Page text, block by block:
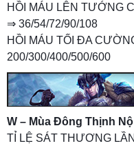
HỒI MÁU LÊN TƯỚNG
⇒ 36/54/72/90/108
HỒI MÁU TỐI ĐA
200/300/400/500/600
W – Mùa Đông Thịnh Nộ
TỈ LỆ SÁT THƯƠNG